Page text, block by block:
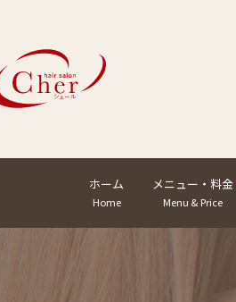
ホーム
Home
メニュー・料金
Menu & Price